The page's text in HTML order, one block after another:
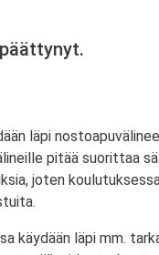
läpi
pitää suorittaa
joten
käydään läpi mm.